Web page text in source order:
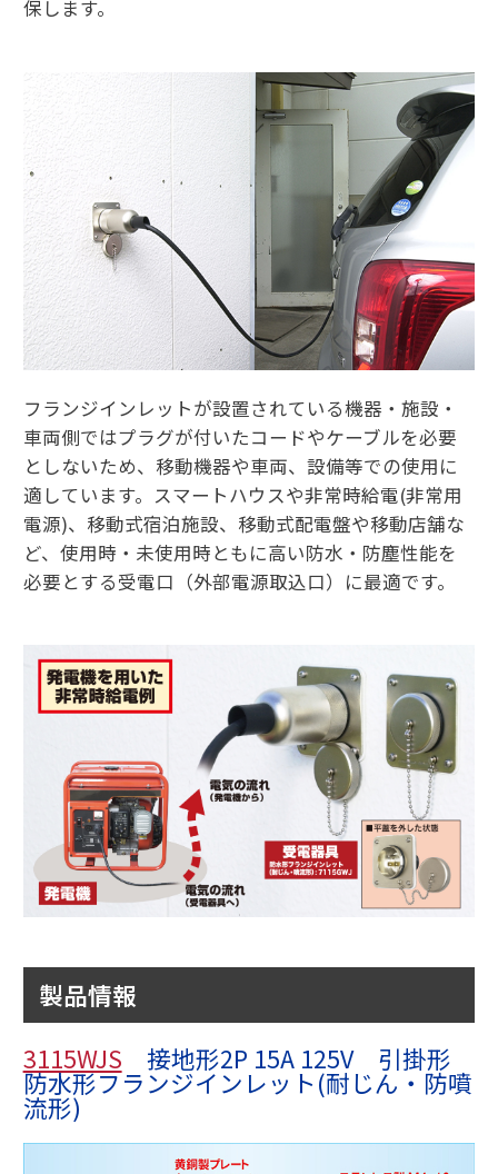
保します。
フランジインレットが設置されている機器・施設・
車両側ではプラグが付いたコードやケーブルを必要
としないため、移動機器や車両、設備等での使用に
適しています。スマートハウスや非常時給電(非常用
電源)、移動式宿泊施設、移動式配電盤や移動店舗な
ど、使用時・未使用時ともに高い防水・防塵性能を
必要とする受電口（外部電源取込口）に最適です。
製品情報
3115WJS 接地形2P 15A 125V 引掛形
防水形フランジインレット(耐じん・防噴
流形)